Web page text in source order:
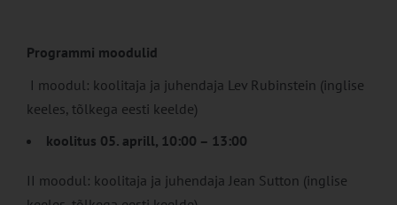
Programmi moodulid
I moodul: koolitaja ja juhendaja Lev Rubinstein (inglise
keeles, tõlkega eesti keelde)
koolitus 05. aprill, 10:00 – 13:00
II moodul: koolitaja ja juhendaja Jean Sutton (inglise